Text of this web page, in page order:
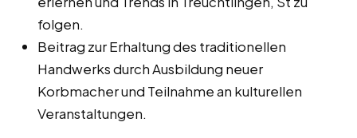
folgen.
Beitrag zur Erhaltung des traditionellen
Handwerks durch Ausbildung neuer
Korbmacher und Teilnahme an kulturellen
Veranstaltungen.